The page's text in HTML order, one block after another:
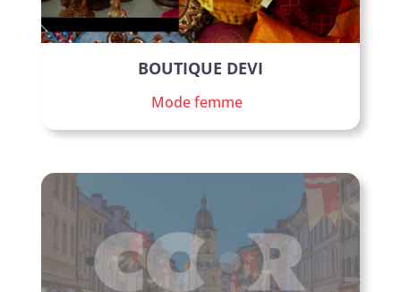
BOUTIQUE DEVI
Mode femme